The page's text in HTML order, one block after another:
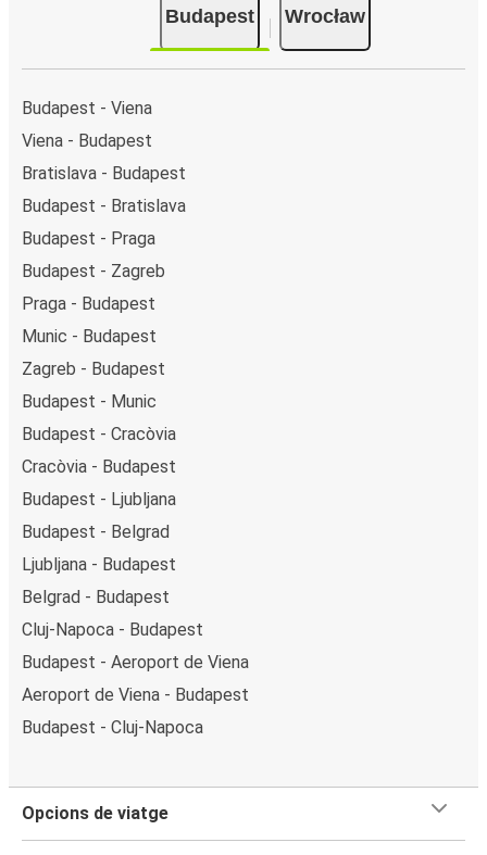
Budapest Wrocław
Budapest - Viena
Viena - Budapest
Bratislava - Budapest
Budapest - Bratislava
Budapest - Praga
Budapest - Zagreb
Praga - Budapest
Munic - Budapest
Zagreb - Budapest
Budapest - Munic
Budapest - Cracòvia
Cracòvia - Budapest
Budapest - Ljubljana
Budapest - Belgrad
Ljubljana - Budapest
Belgrad - Budapest
Cluj-Napoca - Budapest
Budapest - Aeroport de Viena
Aeroport de Viena - Budapest
Budapest - Cluj-Napoca
Opcions de viatge